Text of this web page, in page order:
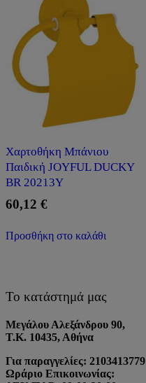
Χαρτοθήκη Μπάνιου
Παιδική JOYFUL DUCKY
BR 20213Y
60,12 €
Προσθήκη στο καλάθι
Το κατάστημά μας
Μεγάλου Αλεξάνδρου 90,
Τ.Κ. 10435, Αθήνα
Για παραγγελίες: 2103413779
Ωράριο Επικοινωνίας: